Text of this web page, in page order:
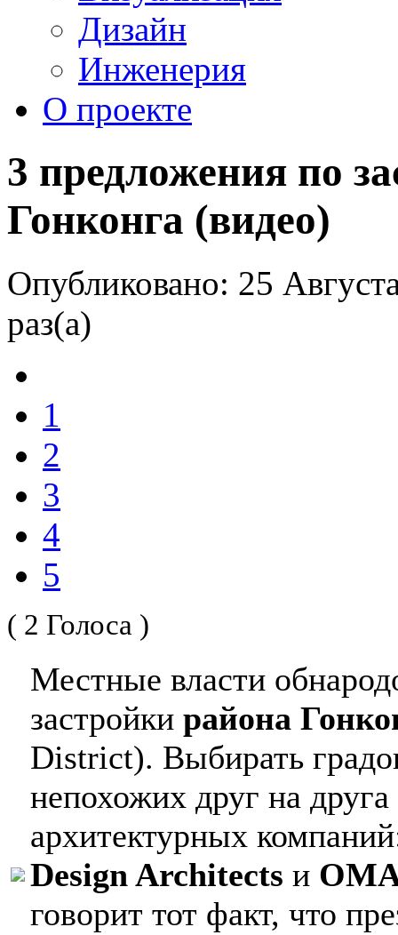
Дизайн
Инженерия
О проекте
3 предложения по
Гонконга (видео)
Опубликовано: 25
раз(а)
1
2
3
4
5
( 2 Голоса )
Местные власти
застройки района
District). Выбирать
непохожих друг на
архитектурных
Design Architects и
говорит тот факт, что